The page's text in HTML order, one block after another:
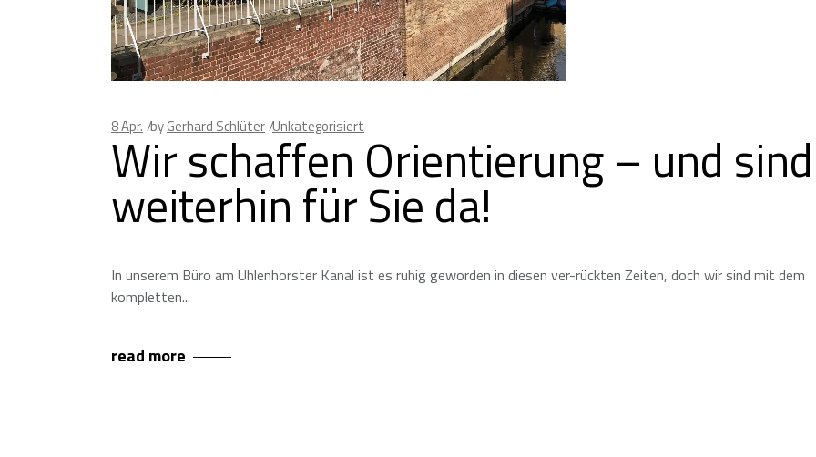
8Apr. byGerhard Schlüter Unkategorisiert
Wir schaffen Orientierung – und sind
weiterhin für Sie da!
In unserem Büro am Uhlenhorster Kanal ist es ruhig geworden in diesen ver-rückten Zeiten, doch wir sind mit dem
kompletten
read more